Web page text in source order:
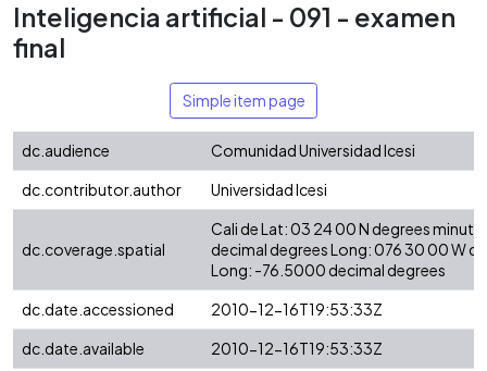
Inteligencia artificial - 091 - examen
final
Simple item page
dc.audience
Comunidad Universidad Icesi
dc.contributor.author
Universidad Icesi
dc.coverage.spatial
Cali de Lat: 03 24 00 N degrees
decimal degrees Long: 076 30 00 W
Long: -76.5000 decimal degrees
dc.date.accessioned
2010-12-16T19:53:33Z
dc.date.available
2010-12-16T19:53:33Z